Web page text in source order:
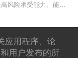
SOC币不适合普通投资者长期持有，仅适合有极高风险承受能力、能实时盯盘的短期投机者轻仓博弈
应用程序、论
用户发布的所